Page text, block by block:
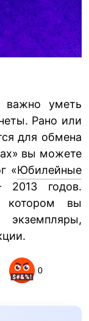
важно уметь
Рано или
для обмена
вы можете
«Юбилейные
годов.
котором вы
0